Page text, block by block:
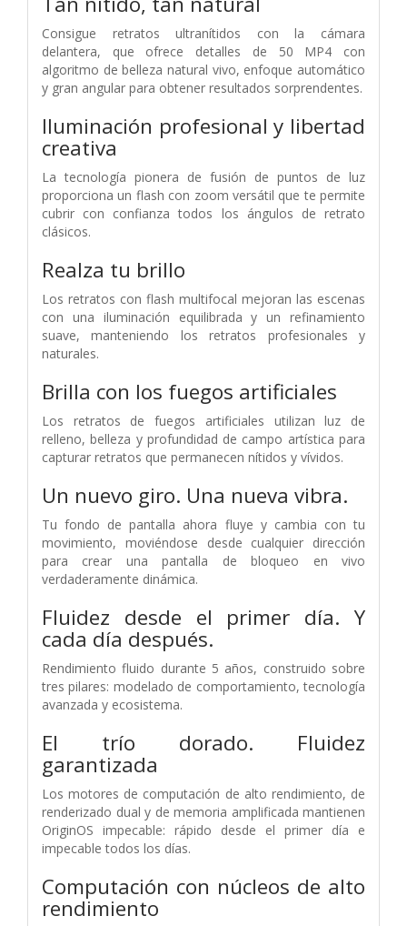
Consigue retratos ultranítidos con la cámara
delantera, que ofrece detalles de 50 MP4 con
algoritmo de belleza natural vivo, enfoque automático
y gran angular para obtener resultados sorprendentes.
Iluminación profesional y libertad
creativa
La tecnología pionera de fusión de puntos de luz
proporciona un flash con zoom versátil que te permite
cubrir con confianza todos los ángulos de retrato
clásicos.
Realza tu brillo
Los retratos con flash multifocal mejoran las escenas
con una iluminación equilibrada y un refinamiento
suave, manteniendo los retratos profesionales y
naturales.
Brilla con los fuegos artificiales
Los retratos de fuegos artificiales utilizan luz de
relleno, belleza y profundidad de campo artística para
capturar retratos que permanecen nítidos y vívidos.
Un nuevo giro. Una nueva vibra.
Tu fondo de pantalla ahora fluye y cambia con tu
movimiento, moviéndose desde cualquier dirección
para crear una pantalla de bloqueo en vivo
verdaderamente dinámica.
Fluidez desde el primer día. Y
cada día después.
Rendimiento fluido durante 5 años, construido sobre
tres pilares: modelado de comportamiento, tecnología
avanzada y ecosistema.
El trío dorado. Fluidez
garantizada
Los motores de computación de alto rendimiento, de
renderizado dual y de memoria amplificada mantienen
OriginOS impecable: rápido desde el primer día e
impecable todos los días.
Computación con núcleos de alto
rendimiento